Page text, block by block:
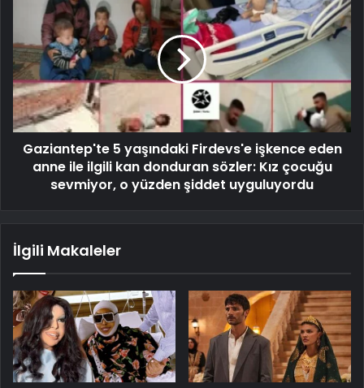
Gaziantep'te 5 yaşındaki Firdevs'e işkence eden
anne ile ilgili kan donduran sözler: Kız çocuğu
sevmiyor, o yüzden şiddet uyguluyordu
İlgili Makaleler